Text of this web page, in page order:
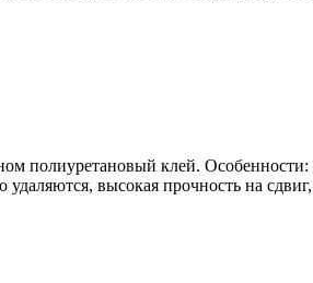
клей. Особенности:
высокая прочность на